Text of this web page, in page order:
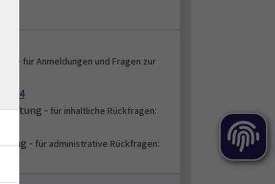
- für Anmeldungen und Fragen zur
2664
- für inhaltliche Rückfragen:
- für administrative Rückfragen: